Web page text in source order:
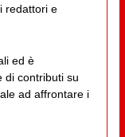
redattori e
ed è
di contributi su
ad affrontare i